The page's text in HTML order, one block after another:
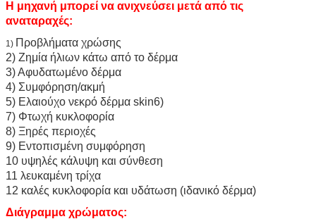
Η μηχανή μπορεί να ανιχνεύσει μετά από τις
αναταραχές:
1) Προβλήματα χρώσης
2) Ζημία ήλιων κάτω από το δέρμα
3) Αφυδατωμένο δέρμα
4) Συμφόρηση/ακμή
5) Ελαιούχο νεκρό δέρμα skin6)
7) Φτωχή κυκλοφορία
8) Ξηρές περιοχές
9) Εντοπισμένη συμφόρηση
10 υψηλές κάλυψη και σύνθεση
11 λευκαμένη τρίχα
12 καλές κυκλοφορία και υδάτωση (ιδανικό δέρμα)
Διάγραμμα χρώματος: